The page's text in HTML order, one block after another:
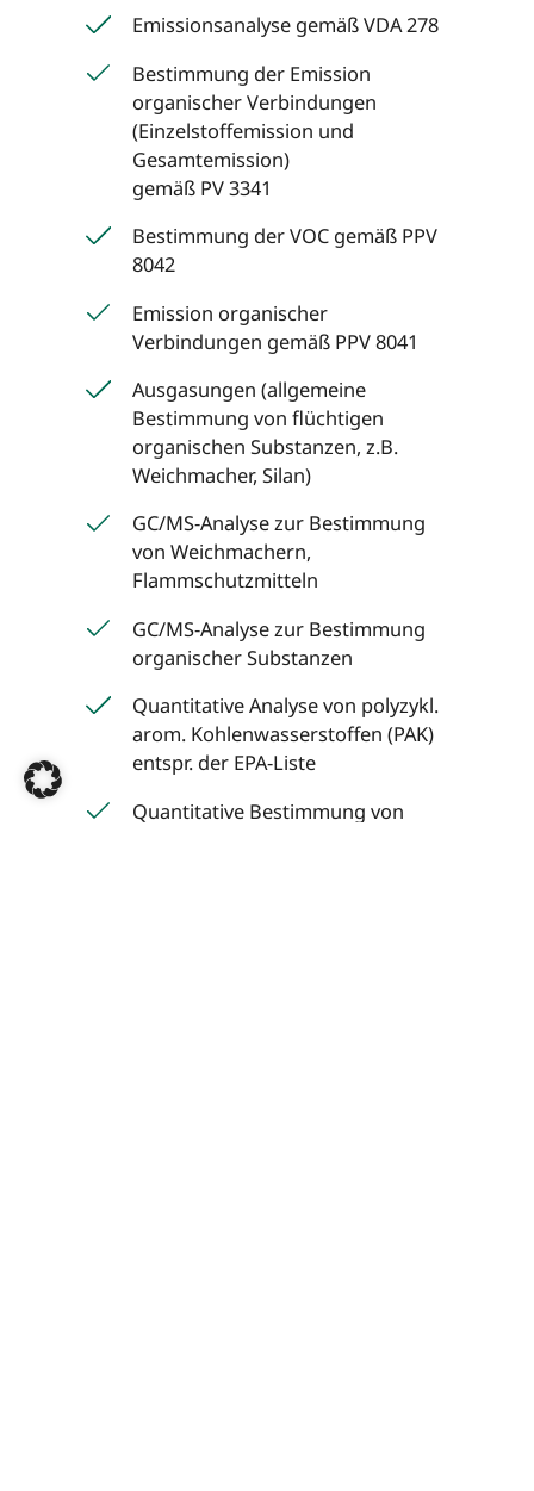
Emissionsanalyse gemäß VDA 278
Bestimmung der Emission
organischer Verbindungen
(Einzelstoffemission und
Gesamtemission)
gemäß PV 3341
Bestimmung der VOC gemäß PPV
8042
Emission organischer
Verbindungen gemäß PPV 8041
Ausgasungen (allgemeine
Bestimmung von flüchtigen
organischen Substanzen, z.B.
Weichmacher, Silan)
GC/MS-Analyse zur Bestimmung
von Weichmachern,
Flammschutzmitteln
GC/MS-Analyse zur Bestimmung
organischer Substanzen
Quantitative Analyse von polyzykl.
arom. Kohlenwasserstoffen (PAK)
entspr. der EPA-Liste
Quantitative Bestimmung von